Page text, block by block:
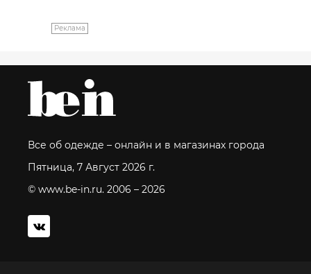
Реклама
Все об одежде – онлайн и в магазинах города
Пятница, 7 Август 2026 г.
© www.be-in.ru. 2006 – 2026